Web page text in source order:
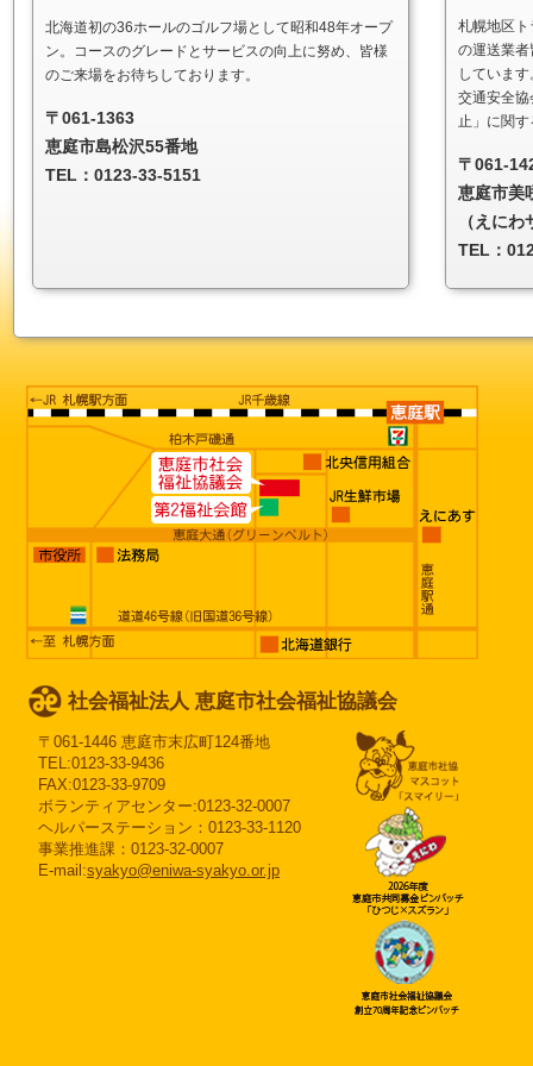
北海道初の36ホールのゴルフ場として昭和48年オープ
ン。コースのグレードとサービスの向上に努め、皆様
のご来場をお待ちしております。
〒061-1363
恵庭市島松沢55番地
TEL：0123-33-5151
札幌地区
の運送業
しています
交通安全
止」に関
〒061-
恵庭市美
（えに
TEL：
社会福祉法人 恵庭市社会福祉協議会
〒061-1446 恵庭市末広町124番地
TEL:0123-33-9436
FAX:0123-33-9709
ボランティアセンター:0123-32-0007
ヘルパーステーション：0123-33-1120
事業推進課：0123-32-0007
E-mail:syakyo@eniwa-syakyo.or.jp